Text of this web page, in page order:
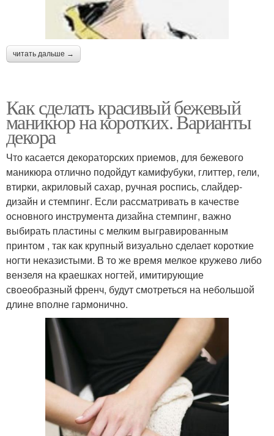
читать дальше →
Как сделать красивый бежевый
маникюр на коротких. Варианты
декора
Что касается декораторских приемов, для бежевого
маникюра отлично подойдут камифубуки, глиттер, гели,
втирки, акриловый сахар, ручная роспись, слайдер-
дизайн и стемпинг. Если рассматривать в качестве
основного инструмента дизайна стемпинг, важно
выбирать пластины с мелким выгравированным
принтом , так как крупный визуально сделает короткие
ногти неказистыми. В то же время мелкое кружево либо
вензеля на краешках ногтей, имитирующие
своеобразный френч, будут смотреться на небольшой
длине вполне гармонично.